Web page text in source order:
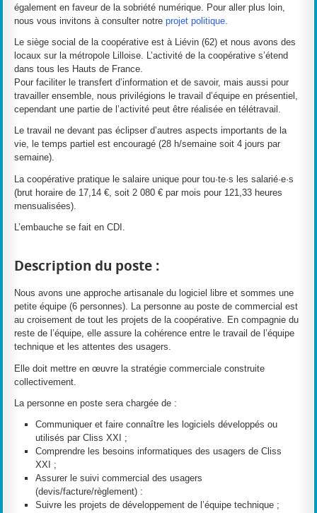
également en faveur de la sobriété numérique. Pour aller plus loin,
nous vous invitons à consulter notreprojet politique
Le siège social de la coopérative est à Liévin (62) et nous avons des
locaux sur la métropole Lilloise. L’activité de la coopérative s’étend
dans tous les Hauts de France.
Pour faciliter le transfert d’information et de savoir, mais aussi pour
travailler ensemble, nous privilégions le travail d’équipe en présentiel,
cependant une partie de l’activité peut être réalisée en télétravail.
Le travail ne devant pas éclipser d’autres aspects importants de la
vie, le temps partiel est encouragé (28 h/semaine soit 4 jours par
semaine).
La coopérative pratique le salaire unique pour tou·te·s les salarié·e·s
(brut horaire de 17,14 €, soit 2 080 € par mois pour 121,33 heures
mensualisées).
L’embauche se fait en CDI.
Description du poste :
Nous avons une approche artisanale du logiciel libre et sommes une
petite équipe (6 personnes). La personne au poste de commercial est
au croisement de tout les projets de la coopérative. En compagnie du
reste de l’équipe, elle assure la cohérence entre le travail de l’équipe
technique et les attentes des usagers.
Elle doit mettre en œuvre la stratégie commerciale construite
collectivement.
La personne en poste sera chargée de :
Communiquer et faire connaître les logiciels développés ou
utilisés par Cliss XXI ;
Comprendre les besoins informatiques des usagers de Cliss
XXI ;
Assurer le suivi commercial des usagers
(devis/facture/règlement) :
Suivre les projets de développement de l’équipe technique ;